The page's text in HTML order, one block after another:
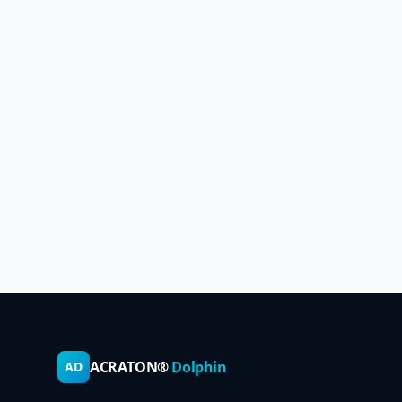
AD ACRATON®Dolphin